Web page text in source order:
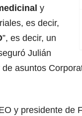
y
es decir,
”, es decir, un
Julián
asuntos
y presidente de